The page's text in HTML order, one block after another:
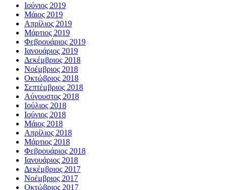
Ιούνιος 2019
Μάιος 2019
Απρίλιος 2019
Μάρτιος 2019
Φεβρουάριος 2019
Ιανουάριος 2019
Δεκέμβριος 2018
Νοέμβριος 2018
Οκτώβριος 2018
Σεπτέμβριος 2018
Αύγουστος 2018
Ιούλιος 2018
Ιούνιος 2018
Μάιος 2018
Απρίλιος 2018
Μάρτιος 2018
Φεβρουάριος 2018
Ιανουάριος 2018
Δεκέμβριος 2017
Νοέμβριος 2017
Οκτώβριος 2017